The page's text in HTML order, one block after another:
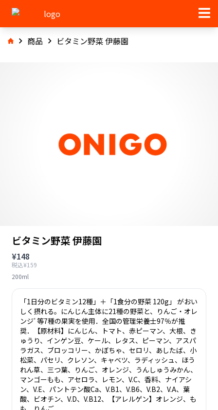
商品 ビタミン野菜 伊藤園
ビタミン野菜 伊藤園
¥148
税込¥159
200ml
「1日分のビタミン12種」＋「1食分の野菜 120g」 がおい
しく摂れる。にんじん主体に21種の野菜と、りんご・オレ
ンジﾞ等7種の果実を使用．全国の管理栄養士97％が推
奨．【原材料】にんじん、トマト、赤ピーマン、大根、き
ゅうり、インゲン豆、ケール、レタス、ピーマン、アスパ
ラガス、ブロッコリー、かぼちゃ、セロリ、あしたば、小
松菜、パセリ、クレソン、キャベツ、ラディッシュ、ほう
れん草、三つ葉、りんご、オレンジ、うんしゅうみかん、
マンゴーもも、アセロラ、レモン、V.C、香料、ナイアシ
ン、V.E、パントテン酸Ca、V.B1、V.B6、V.B2、V.A、葉
酸、ビオチン、V.D、V.B12、【アレルゲン】オレンジ、も